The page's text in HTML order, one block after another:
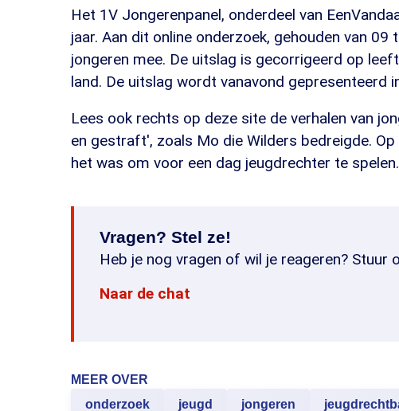
Het 1V Jongerenpanel, onderdeel van
jaar. Aan dit online onderzoek, gehouden van
jongeren mee. De uitslag is gecorrigeerd op
land. De uitslag wordt vanavond gepresenteerd
Lees ook rechts op deze site de verhalen van
en gestraft', zoals Mo die Wilders bedreigde.
het was om voor een dag jeugdrechter te
Vragen? Stel ze!
Heb je nog vragen of wil je reageren? Stuur
Naar de chat
MEER OVER
onderzoek
jeugd jongeren